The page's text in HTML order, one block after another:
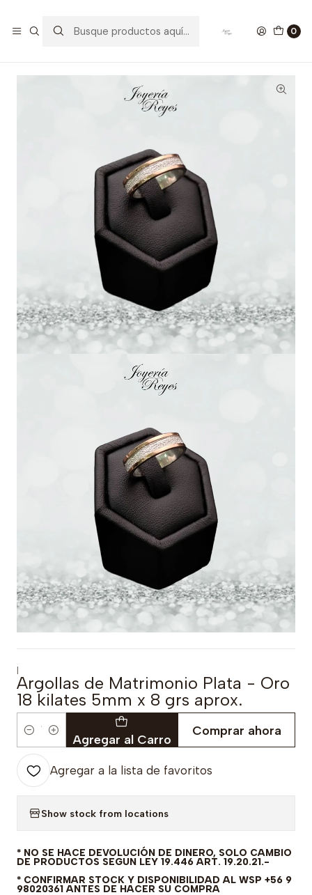
0
Argollas de Matrimonio Plata - Oro 18 kilates 5mm x 8 grs
aprox.
|
Argollas de Matrimonio Plata - Oro
18 kilates 5mm x 8 grs aprox.
Cantidad Agregar al Carro
Comprar ahora
Agregar a la lista de favoritos
Show stock from locations
* NO SE HACE DEVOLUCIÓN DE DINERO, SOLO CAMBIO
DE PRODUCTOS SEGUN LEY 19.446 ART. 19.20.21.-
* CONFIRMAR STOCK Y DISPONIBILIDAD AL WSP +56 9
98020361 ANTES DE HACER SU COMPRA